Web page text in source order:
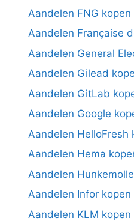
Aandelen FNG kopen
Aandelen Française
Aandelen General
Aandelen Gilead
Aandelen GitLab
Aandelen Google
Aandelen HelloFresh
Aandelen Hema
Aandelen
Aandelen Infor kopen
Aandelen KLM kopen